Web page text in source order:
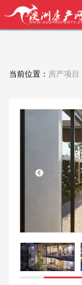
买家中
当前位置： 房产项目